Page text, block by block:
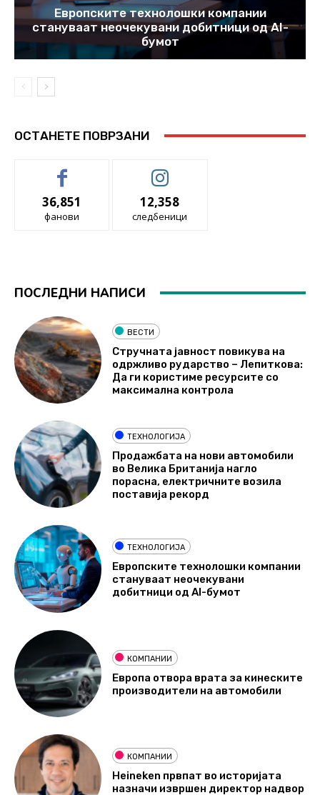
Европските технолошки компании
стануваат неочекувани добитници од AI-
бумот
ОСТАНЕТЕ ПОВРЗАНИ
36,851
фанови
12,358
следбеници
ПОСЛЕДНИ НАПИСИ
ВЕСТИ
Стручната јавност повикува на
одржливо рударство – Лепиткова:
Да ги користиме ресурсите со
максимална контрола
ТЕХНОЛОГИЈА
Продажбата на нови автомобили
во Велика Британија нагло
порасна, електричните возила
поставија рекорд
ТЕХНОЛОГИЈА
Европските технолошки компании
стануваат неочекувани
добитници од AI-бумот
КОМПАНИИ
Европа отвора врата за кинеските
производители на автомобили
КОМПАНИИ
Heineken првпат во историјата
назначи извршен директор надвор